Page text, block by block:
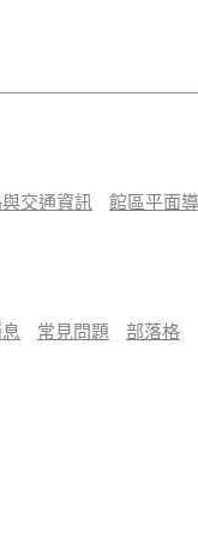
交通資訊
館區平面
常見問題
部落格